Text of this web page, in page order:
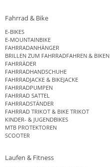
Fahrrad & Bike
E-BIKES
E-MOUNTAINBIKE
FAHRRADANHÄNGER
BRILLEN ZUM FAHRRADFAHREN & BIKEN
FAHRRÄDER
FAHRRADHANDSCHUHE
FAHRRADJACKE & BIKEJACKE
FAHRRADPUMPEN
FAHRRAD SATTEL
FAHRRADSTÄNDER
FAHRRAD TRIKOT & BIKE TRIKOT
KINDER- & JUGENDBIKES
MTB PROTEKTOREN
SCOOTER
Laufen & Fitness